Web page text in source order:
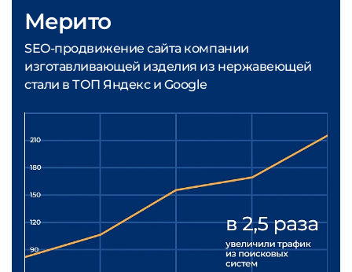
Мерито
SEO-продвижение сайта компании
изготавливающей изделия из нержавеющей
стали в ТОП Яндекс и Google